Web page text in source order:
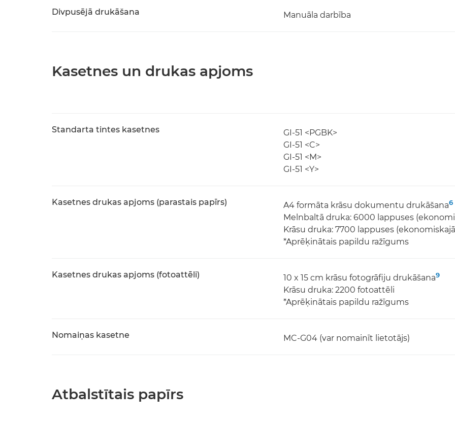
Divpusējā drukāšana Manuāla darbība
Kasetnes un drukas apjoms
Standarta tintes kasetnes
GI-51 <PGBK>
GI-51 <C>
GI-51 <M>
GI-51 <Y>
Kasetnes drukas apjoms (parastais papīrs) A4 formāta krāsu dokumentu drukāšana6
Melnbaltā druka: 6000 lappuses
Krāsu druka: 7700 lappuses
*Aprēķinātais papildu ražīgums
Kasetnes drukas apjoms (fotoattēli) 10 x 15 cm krāsu fotogrāfiju drukāšana9
Krāsu druka: 2200 fotoattēli
*Aprēķinātais papildu ražīgums
Nomaiņas kasetne MC-G04 (var nomainīt lietotājs)
Atbalstītais papīrs